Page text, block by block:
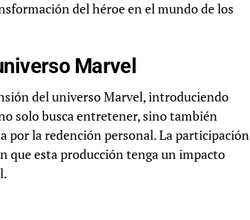
del héroe en el mundo de los
Marvel
del universo Marvel, introduciendo
solo busca entretener, sino también
por la redención personal. La participación
que esta producción tenga un impacto